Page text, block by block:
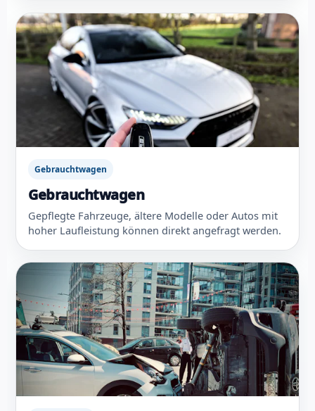
Gebrauchtwagen
Gebrauchtwagen
Gepflegte Fahrzeuge, ältere Modelle oder Autos mit
hoher Laufleistung können direkt angefragt werden.